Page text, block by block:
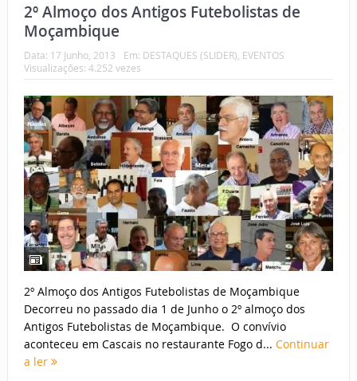
2º Almoço dos Antigos Futebolistas de
Moçambique
Data: 17 Junho, 2013 Em: DESTAQUES (SLIDER) EVENTOS
Visualizações: 4.252 vezes
2º Almoço dos Antigos Futebolistas de Moçambique
Decorreu no passado dia 1 de Junho o 2º almoço dos
Antigos Futebolistas de Moçambique. O convívio
aconteceu em Cascais no restaurante Fogo d... Continuar
a ler